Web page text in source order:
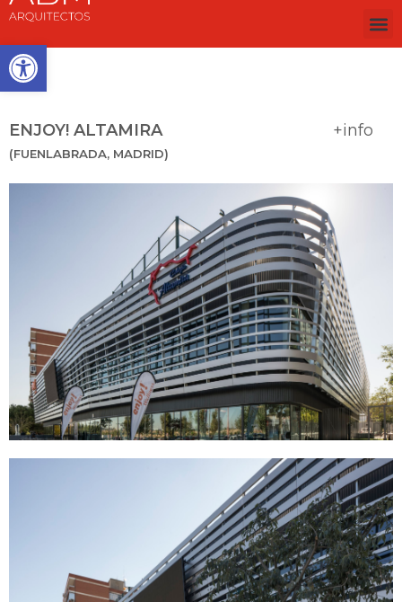
Abrir barra de herramientas
ENJOY! ALTAMIRA
(FUENLABRADA, MADRID)
+info